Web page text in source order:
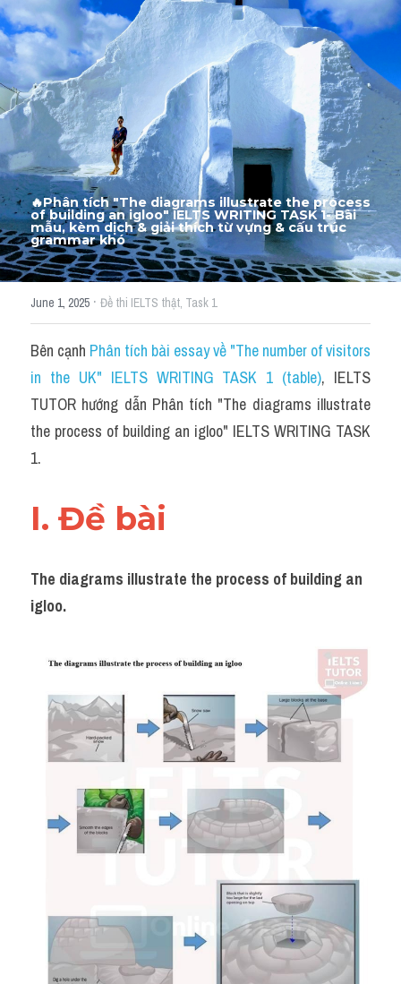
Thư Tín
Mixed
SGK
Vocabularies
Đề writing theo topic
Pie
Line graph
Bar chart
Đề thi thật IELTS GENERAL
Task 2
Grammar
Map
Đề thi thật Task 1
Process
Đề thi IELTS thật
Advice
Đề thi thật Task 2
Thành tích học viên
🔥Phân tích "The diagrams illustrate the process
of building an igloo" IELTS WRITING TASK 1- Bài
mẫu, kèm dịch & giải thích từ vựng & cấu trúc
grammar khó​ ​
June 1, 2025 · Đề thi IELTS thật, Task 1
Bên cạnh Phân tích bài essay về "The number of visitors
in the UK" IELTS WRITING TASK 1 (table), IELTS
TUTOR hướng dẫn Phân tích "The diagrams illustrate
the process of building an igloo" IELTS WRITING TASK
1.
I. Đề bài
The diagrams illustrate the process of building an
igloo.